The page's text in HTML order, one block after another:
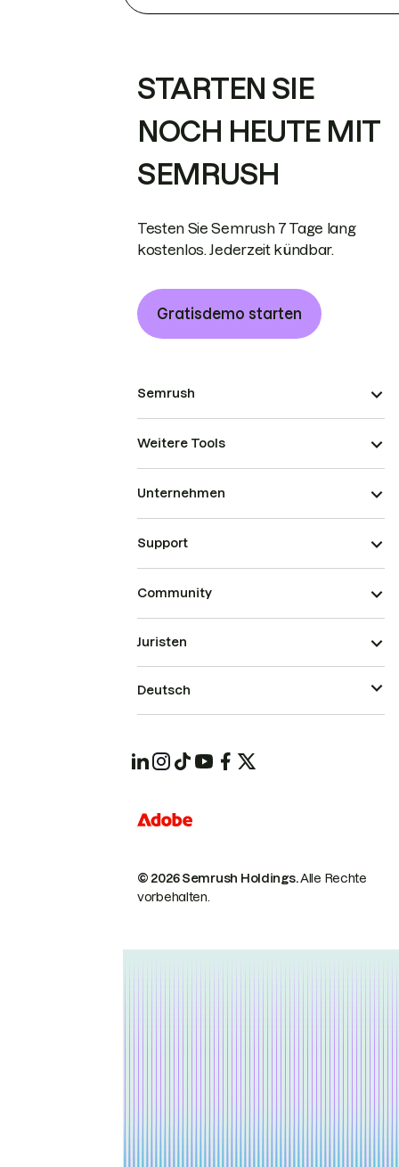
STARTEN SIE
NOCH HEUTE MIT
SEMRUSH
Testen Sie Semrush 7 Tage lang
kostenlos. Jederzeit kündbar.
Gratisdemo starten
Semrush
Weitere Tools
Unternehmen
Support
Community
© 2026 Semrush Holdings.Alle Rechte
vorbehalten.
Juristen
Deutsch